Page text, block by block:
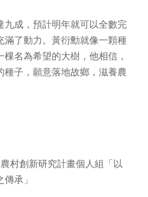
九成，預計明年就可以全數完
滿了動力。黃衍勳就像一顆種
名為希望的大樹，他相信，
種子，願意落地故鄉，滋養農
村創新研究計畫個人組「以
承」